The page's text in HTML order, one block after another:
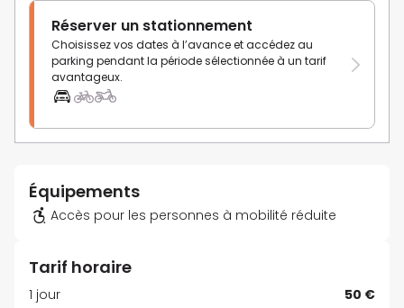
Réserver un stationnement
Choisissez vos dates à l’avance et accédez au
parking pendant la période sélectionnée à un tarif
avantageux.
Équipements
Accès pour les personnes à mobilité réduite
Tarif horaire
1 jour 50 €